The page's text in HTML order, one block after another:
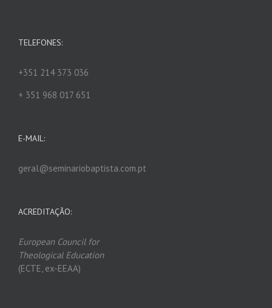
TELEFONES:
+351 214 373 036
+ 351 968 017 651
E-MAIL:
geral@seminariobaptista.com.pt
ACREDITAÇÃO:
European Council for
Theological Education
(ECTE, ex-EEAA)